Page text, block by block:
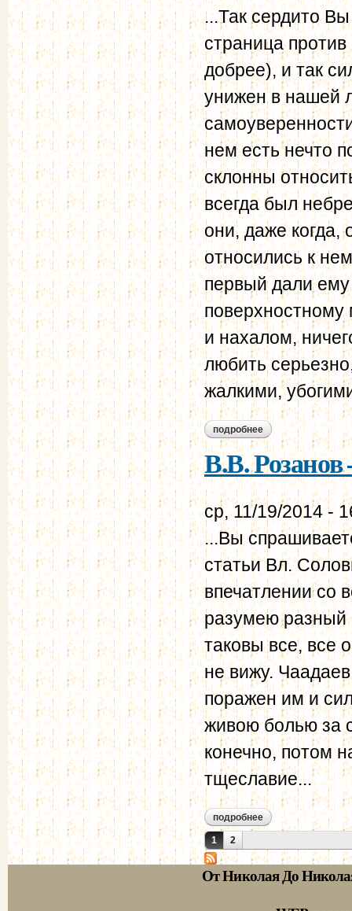
...Так сердито
страница
добрее), и так
унижен в нашей
нем есть нечто
склонны
всегда был
они, даже когда,
относились к
первый дали ему
и нахалом,
любить
жалкими,
подробнее о в.в. розанов –
В.В. Розанов
ср, 11/19/2014 -
...Вы
статьи Вл.
впечатлении со
разумею разный
таковы все, все
не вижу.
поражен им и
живою болью за
конечно, потом
тщеславие...
подробнее о в.в. розанов –
Страницы
1 2
От Николая До